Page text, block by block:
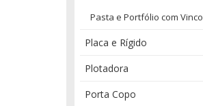
Pasta e Portfólio com Vinco
Placa e Rígido
Plotadora
Porta Copo